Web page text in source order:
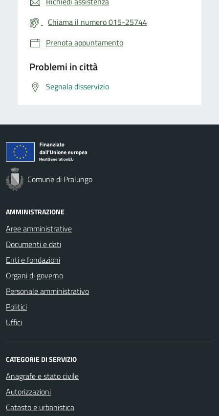
Chiama il numero 015-25744
Prenota appuntamento
Problemi in città
Segnala disservizio
Comune di Pralungo
AMMINISTRAZIONE
Aree amministrative
Documenti e dati
Enti e fondazioni
Organi di governo
Personale amministrativo
Politici
Uffici
CATEGORIE DI SERVIZIO
Anagrafe e stato civile
Autorizzazioni
Catasto e urbanistica